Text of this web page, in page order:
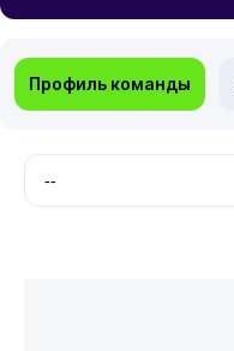
Профиль команды